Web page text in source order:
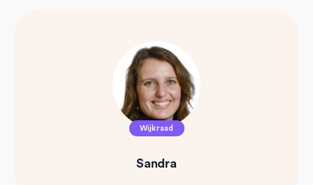
Wijkraad
Sandra